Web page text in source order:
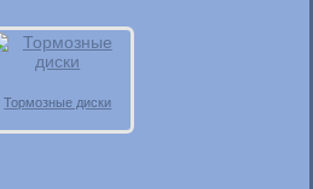
Тормозные диски